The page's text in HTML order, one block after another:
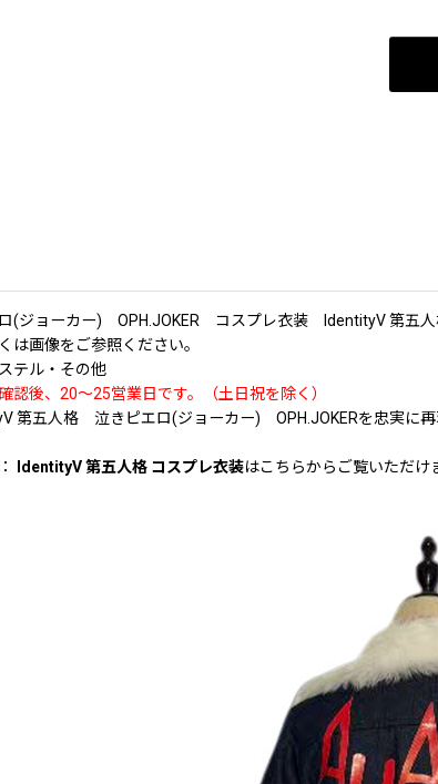
(ジョーカー) OPH.JOKER コスプレ衣装 IdentityV 第五
画像をご参照ください。
テル・その他
認後、20〜25営業日です。（土日祝を除く）
第五人格 泣きピエロ(ジョーカー) OPH.JOKERを忠実に
IdentityV 第五人格 コスプレ衣装はこちらからご覧いただけ